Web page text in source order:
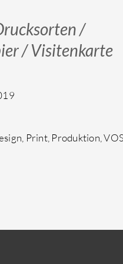
/
/ Visitenkarte
Print, Produktion,